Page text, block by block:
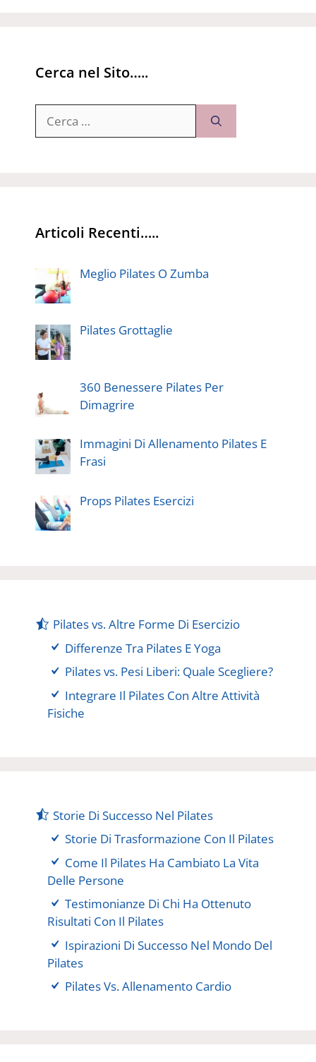
Cerca nel Sito…..
per:
Articoli Recenti…..
Meglio Pilates O Zumba
Pilates Grottaglie
360 Benessere Pilates Per
Dimagrire
Immagini Di Allenamento Pilates E
Frasi
Props Pilates Esercizi
Pilates vs. Altre Forme Di Esercizio
Differenze Tra Pilates E Yoga
Pilates vs. Pesi Liberi: Quale Scegliere?
Integrare Il Pilates Con Altre Attività
Fisiche
Storie Di Successo Nel Pilates
Storie Di Trasformazione Con Il Pilates
Come Il Pilates Ha Cambiato La Vita
Delle Persone
Testimonianze Di Chi Ha Ottenuto
Risultati Con Il Pilates
Ispirazioni Di Successo Nel Mondo Del
Pilates
Pilates Vs. Allenamento Cardio